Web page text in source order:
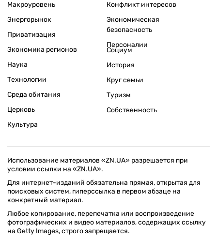
Макроуровень
Энергорынок
Приватизация
Экономика регионов
Конфликт интересов
Экономическая
безопасность
Персоналии
Наука
Технологии
Среда обитания
Церковь
Культура
Социум
История
Круг семьи
Туризм
Собственность
Использование материалов «ZN.UA» разрешается при
условии ссылки на «ZN.UA».
Для интернет-изданий обязательна прямая, открытая для
поисковых систем, гиперссылка в первом абзаце на
конкретный материал.
Любое копирование, перепечатка или воспроизведение
фотографических и видео материалов, содержащих ссылку
на Getty Images, строго запрещается.